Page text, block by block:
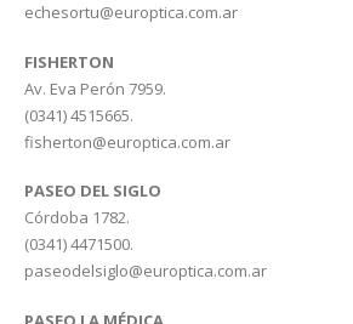
echesortu@europtica.com.ar
FISHERTON
Av. Eva Perón 7959.
(0341) 4515665.
fisherton@europtica.com.ar
PASEO DEL SIGLO
Córdoba 1782.
(0341) 4471500.
paseodelsiglo@europtica.com.ar